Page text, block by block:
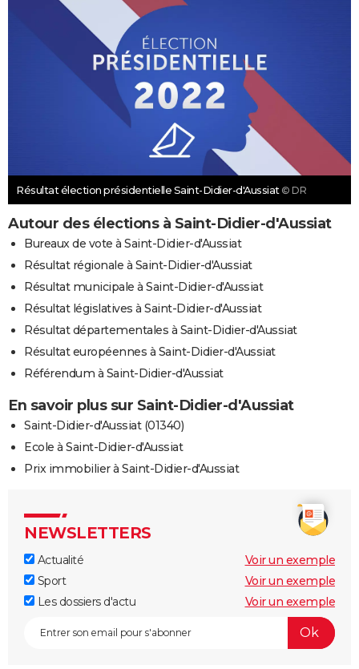
Résultat élection présidentielle Saint-Didier-d'Aussiat © DR
Autour des élections à Saint-Didier-d'Aussiat
Bureaux de vote à Saint-Didier-d'Aussiat
Résultat régionale à Saint-Didier-d'Aussiat
Résultat municipale à Saint-Didier-d'Aussiat
Résultat législatives à Saint-Didier-d'Aussiat
Résultat départementales à Saint-Didier-d'Aussiat
Résultat européennes à Saint-Didier-d'Aussiat
Référendum à Saint-Didier-d'Aussiat
En savoir plus sur Saint-Didier-d'Aussiat
Saint-Didier-d'Aussiat (01340)
Ecole à Saint-Didier-d'Aussiat
Prix immobilier à Saint-Didier-d'Aussiat
NEWSLETTERS
Actualité
Voir un exemple
Sport
Voir un exemple
Les dossiers d'actu
Voir un exemple